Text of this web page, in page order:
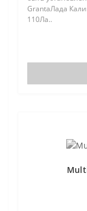
GrantaЛада
110Ла..